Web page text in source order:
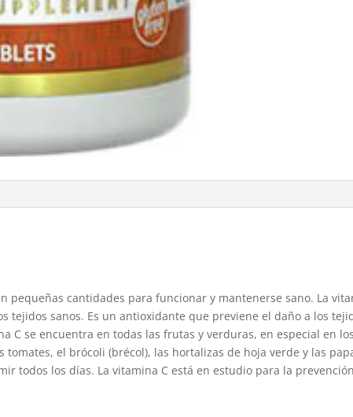
pequeñas cantidades para funcionar y mantenerse sano. La
tejidos sanos. Es un antioxidante que previene el daño a los
C se encuentra en todas las frutas y verduras, en especial en
el brócoli (brécol), las hortalizas de hoja verde y las
todos los días. La vitamina C está en estudio para la